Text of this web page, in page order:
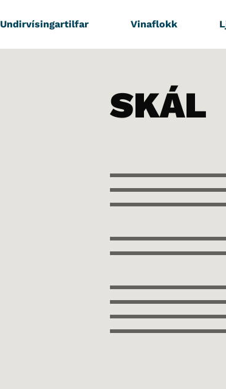
Undirvísingartilfar Vinaflokk
SKÁL